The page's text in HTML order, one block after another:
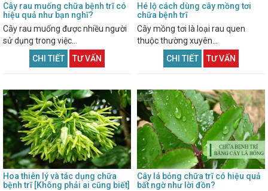
Cây rau muống chữa bệnh trĩ có
hiệu quả như bạn nghĩ?
Cây rau muống được nhiều người
sử dụng trong việc...
CHI TIẾT
TƯ VẤN
Hé lộ cách dùng cây mồng tơi
chữa bệnh trĩ
Cây mồng tơi là loại rau quen
thuộc thường xuyên...
CHI TIẾT
TƯ VẤN
Hoa thiên lý và tác dụng chữa
bệnh trĩ [Không phải ai cũng biết]
Cây lá bỏng chữa trĩ có hiệu quả
bất ngờ như lời đồn?